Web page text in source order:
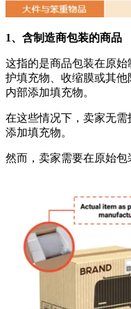
1、 含制造商包装的商品
这指的是商品包装在原始
护填充物、收缩膜或其
内部添加填充物。
在这些情况下，卖家无
添加填充物。
然而，卖家需要在原始包